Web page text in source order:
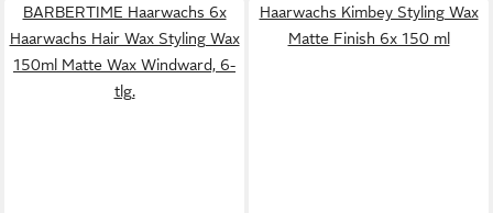
BARBERTIME Haarwachs 6x
Haarwachs Hair Wax Styling Wax
150ml Matte Wax Windward, 6-
tlg.
Haarwachs Kimbey Styling Wax
Matte Finish 6x 150 ml